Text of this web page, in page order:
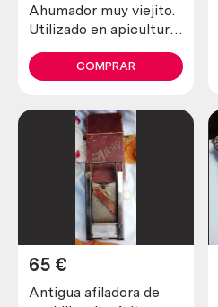
Ahumador muy viejito.
Utilizado en apicultura
abejas
COMPRAR
Antigua afiladora de
65 €